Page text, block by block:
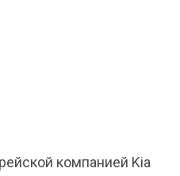
компанией Kia